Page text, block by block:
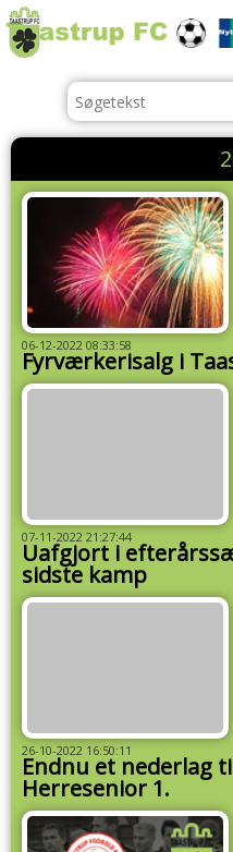
06-12-2022 08:33:58
Fyrværkerisalg i
07-11-2022 21:27:44
Uafgjort i
sidste kamp
26-10-2022 16:50:11
Endnu et nederlag
Herresenior 1.